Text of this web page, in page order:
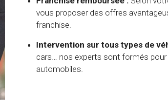
vous proposer des offres
franchise.
Intervention sur tous types de
cars… nos experts sont formés
automobiles.